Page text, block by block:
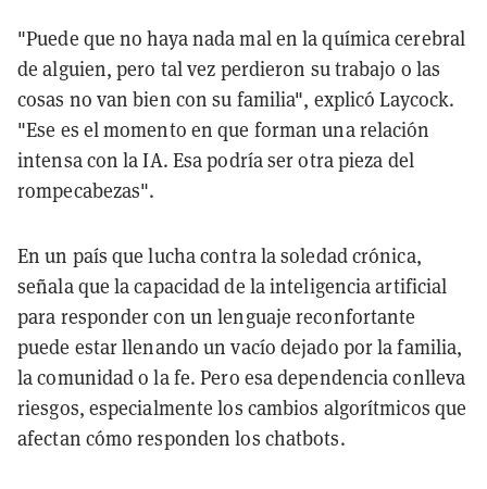
"Puede que no haya nada mal en la química cerebral
de alguien, pero tal vez perdieron su trabajo o las
cosas no van bien con su familia", explicó Laycock.
"Ese es el momento en que forman una relación
intensa con la IA. Esa podría ser otra pieza del
rompecabezas".
En un país que lucha contra la soledad crónica,
señala que la capacidad de la inteligencia artificial
para responder con un lenguaje reconfortante
puede estar llenando un vacío dejado por la familia,
la comunidad o la fe. Pero esa dependencia conlleva
riesgos, especialmente los cambios algorítmicos que
afectan cómo responden los chatbots.